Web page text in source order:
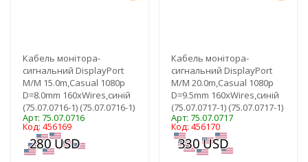
Кабель монітора-
сигнальний DisplayPort
M/M 15.0m,Casual 1080p
D=8.0mm 160xWires,синій
(75.07.0716-1) (75.07.0716-1)
Арт: 75.07.0716
Код: 456169
Кабель монітора-
сигнальний DisplayPort
M/M 20.0m,Casual 1080p
D=9.5mm 160xWires,синій
(75.07.0717-1) (75.07.0717-1)
Арт: 75.07.0717
Код: 456170